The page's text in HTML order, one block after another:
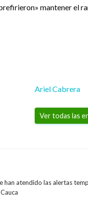
mantener el
Ariel Cabrera
Ver todas las
han atendido las alertas